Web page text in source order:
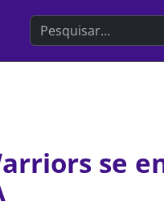
Search the website
se